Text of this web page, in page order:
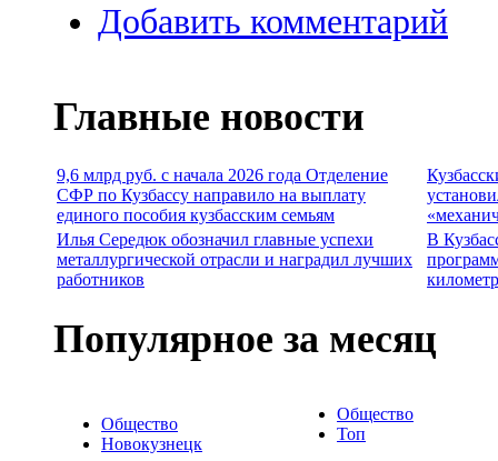
Добавить комментарий
Главные новости
9,6 млрд руб. с начала 2026 года Отделение
СФР по Кузбассу направило на выплату
единого пособия кузбасским семьям
Илья Середюк обозначил главные успехи
металлургической отрасли и наградил лучших
работников
В
Популярное за месяц
Общество
Новокузнецк
Общество
Топ